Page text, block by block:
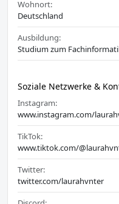
Wohnort:
Deutschland
Ausbildung:
Studium zum
Soziale Netzwerke &
Instagram:
www.instagram.com/
TikTok:
www.tiktok.com/
Twitter:
twitter.com/laurahvnter